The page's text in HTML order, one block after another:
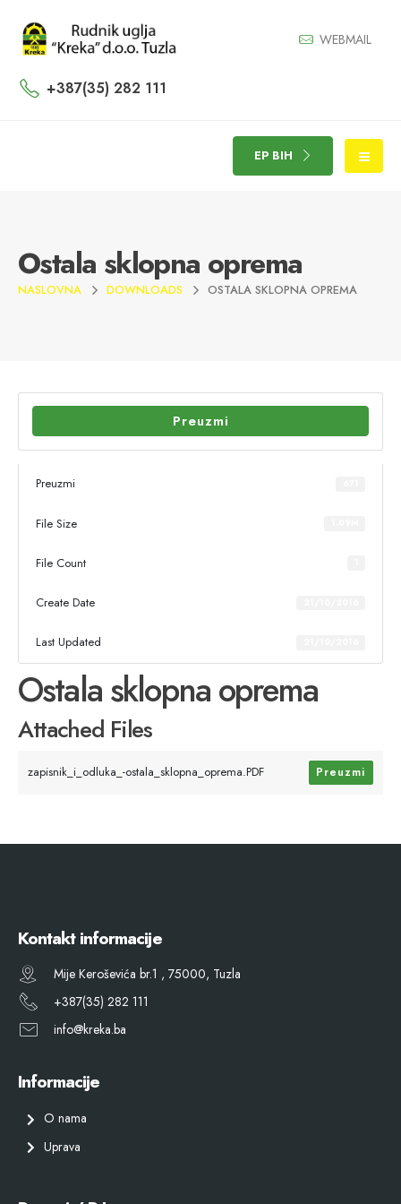
WEBMAIL
+387(35) 282 111
EP BIH
Ostala sklopna oprema
NASLOVNA DOWNLOADS OSTALA SKLOPNA OPREMA
Preuzmi
Preuzmi
File Size
File Count
Create Date
Last Updated
Ostala sklopna oprema
Attached Files
zapisnik_i_odluka_-ostala_sklopna_oprema.PDF Preuzmi
Kontakt informacije
Mije Keroševića br.1 , 75000, Tuzla
+387(35) 282 111
info@kreka.ba
Informacije
O nama
Uprava